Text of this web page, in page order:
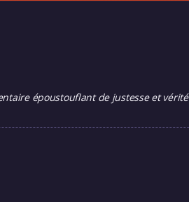
époustouflant de justesse et vérité